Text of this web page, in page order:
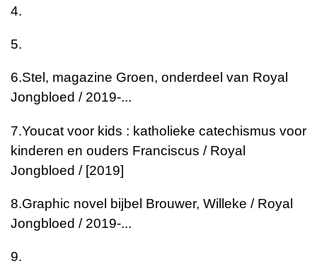
4.
5.
6.Stel, magazine Groen, onderdeel van Royal
Jongbloed / 2019-...
7.Youcat voor kids : katholieke catechismus voor
kinderen en ouders Franciscus / Royal
Jongbloed / [2019]
8.Graphic novel bijbel Brouwer, Willeke / Royal
Jongbloed / 2019-...
9.